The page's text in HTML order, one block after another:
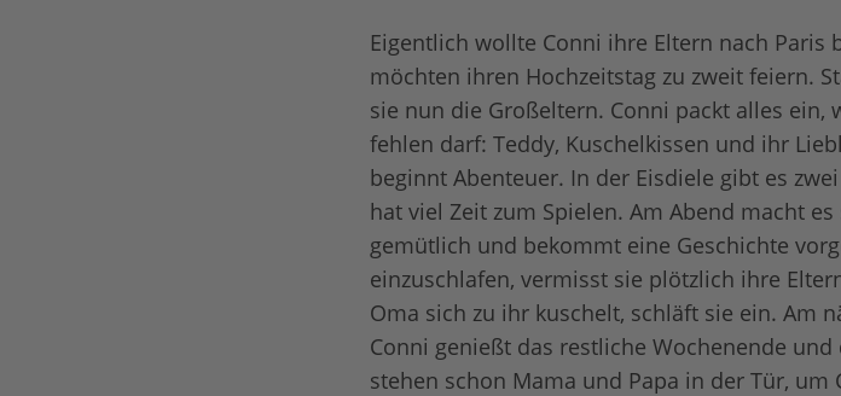
Eigentlich wollte Conni ihre Eltern nach Paris
möchten ihren Hochzeitstag zu zweit feiern.
sie nun die Großeltern. Conni packt alles
fehlen darf: Teddy, Kuschelkissen und ihr
beginnt Abenteuer. In der Eisdiele gibt es
hat viel Zeit zum Spielen. Am Abend macht
gemütlich und bekommt eine Geschichte
einzuschlafen, vermisst sie plötzlich ihre
Oma sich zu ihr kuschelt, schläft sie ein. Am
Conni genießt das restliche Wochenende
stehen schon Mama und Papa in der Tür, um